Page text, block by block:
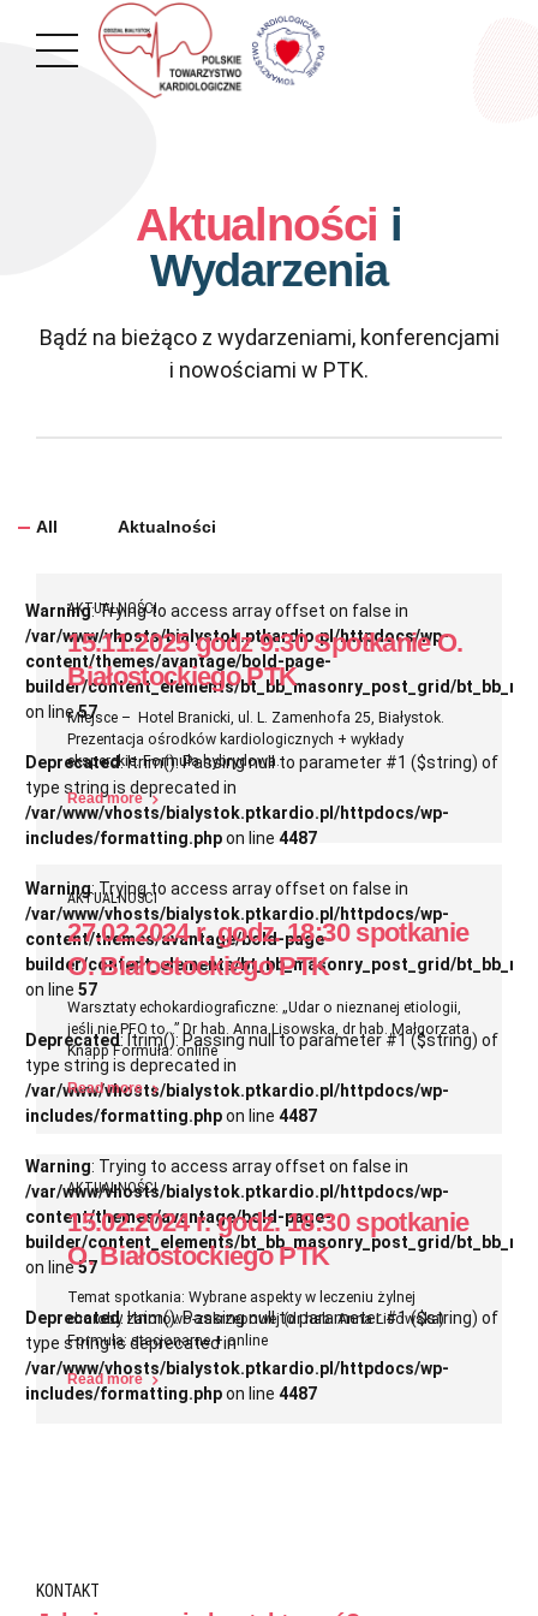
Aktualności i
Wydarzenia
Bądź na bieżąco z wydarzeniami, konferencjami
i nowościami w PTK.
All Aktualności
Warning: Trying to access array offset on false in
/var/www/vhosts/bialystok.ptkardio.pl/httpdocs/wp-
content/themes/avantage/bold-page-
builder/content_elements/bt_bb_masonry_post_grid/
on line57
Deprecated: ltrim(): Passing null to parameter #1 ($string) of
type string is deprecated in
/var/www/vhosts/bialystok.ptkardio.pl/httpdocs/wp-
includes/formatting.phpon line4487
AKTUALNOŚCI
15.11.2025 godz 9:30 Spotkanie O.
Białostockiego PTK
Miejsce – Hotel Branicki, ul. L. Zamenhofa 25, Białystok.
Prezentacja ośrodków kardiologicznych + wykłady
eksperckie. Formuła hybrydowa.
Read more
Warning: Trying to access array offset on false in
/var/www/vhosts/bialystok.ptkardio.pl/httpdocs/wp-
content/themes/avantage/bold-page-
builder/content_elements/bt_bb_masonry_post_grid/
on line57
Deprecated: ltrim(): Passing null to parameter #1 ($string) of
type string is deprecated in
/var/www/vhosts/bialystok.ptkardio.pl/httpdocs/wp-
includes/formatting.phpon line4487
AKTUALNOŚCI
27.02.2024 r. godz. 18:30 spotkanie
O. Białostockiego PTK
Warsztaty echokardiograficzne: „Udar o nieznanej etiologii,
jeśli nie PFO to…” Dr hab. Anna Lisowska, dr hab. Małgorzata
Knapp Formuła: online
Read more
Warning: Trying to access array offset on false in
/var/www/vhosts/bialystok.ptkardio.pl/httpdocs/wp-
content/themes/avantage/bold-page-
builder/content_elements/bt_bb_masonry_post_grid/
on line57
Deprecated: ltrim(): Passing null to parameter #1 ($string) of
type string is deprecated in
/var/www/vhosts/bialystok.ptkardio.pl/httpdocs/wp-
includes/formatting.phpon line4487
AKTUALNOŚCI
15.02.2024 r. godz. 18:30 spotkanie
O. Białostockiego PTK
Temat spotkania: Wybrane aspekty w leczeniu żylnej
choroby zatorowo-zakrzepowej (dr hab. Anna Lisowska)
Formuła: stacjonarne + online
Read more
KONTAKT